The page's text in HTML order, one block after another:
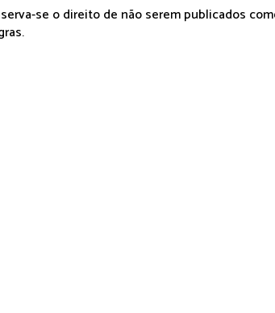
se o direito de não serem publicados